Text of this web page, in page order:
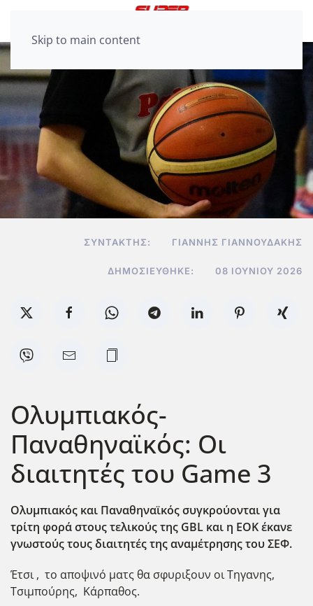
Skip to main content
ΣΥΝΤΆΚΤΗΣ: ΓΙΆΝΝΗΣ ΓΙΑΝΝΟΥΔΆΚΗΣ
ΔΗΜΟΣΙΕΎΘΗΚΕ: 08 ΙΟΥΝΊΟΥ 2026
Ολυμπιακός-
Παναθηναϊκός: Οι
διαιτητές του Game 3
Ολυμπιακός και Παναθηναϊκός συγκρούονται για
τρίτη φορά στους τελικούς της GBL και η ΕΟΚ έκανε
γνωστούς τους διαιτητές της αναμέτρησης του ΣΕΦ.
Έτσι , το αποψινό ματς θα σφυριξουν οι Τηγανης,
Τσιμπούρης, Κάρπαθος.